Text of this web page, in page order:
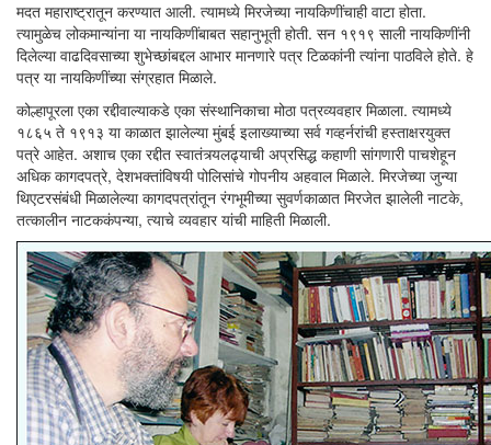
मदत महाराष्ट्रातून करण्यात आली. त्यामध्ये मिरजेच्या नायकिणींचाही वाटा होता.
त्यामुळेच लोकमान्यांना या नायकिणींबाबत सहानुभूती होती. सन १९१९ साली नायकिणींनी
दिलेल्या वाढदिवसाच्या शुभेच्छांबद्दल आभार मानणारे पत्र टिळकांनी त्यांना पाठविले होते. हे
पत्र या नायकिणींच्या संग्रहात मिळाले.
कोल्हापूरला एका रद्दीवाल्याकडे एका संस्थानिकाचा मोठा पत्रव्यवहार मिळाला. त्यामध्ये
१८६५ ते १९१३ या काळात झालेल्या मुंबई इलाख्याच्या सर्व गव्हर्नरांची हस्ताक्षरयुक्त
पत्रे आहेत. अशाच एका रद्दीत स्वातंत्र्यलढ्याची अप्रसिद्ध कहाणी सांगणारी पाचशेहून
अधिक कागदपत्रे, देशभक्तांविषयी पोलिसांचे गोपनीय अहवाल मिळाले. मिरजेच्या जुन्या
थिएटरसंबंधी मिळालेल्या कागदपत्रांतून रंगभूमीच्या सुवर्णकाळात मिरजेत झालेली नाटके,
तत्कालीन नाटककंपन्या, त्याचे व्यवहार यांची माहिती मिळाली.